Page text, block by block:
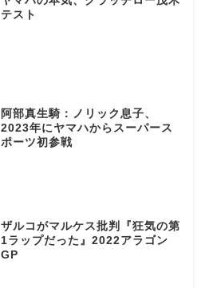
テスト
阿部真生騎：ノリック息子、
2023年にヤマハからスーパース
ポーツ初参戦
ザルコがマルケス批判『狂気の第
1ラップだった』2022アラゴン
GP